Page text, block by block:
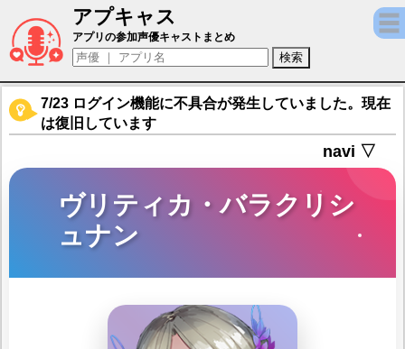
アプキャス
ヴリティカ・バラクリシュナン（声優：小
アプリの参加声優キャストまとめ
7/23 ログイン機能に不具合が発生していました。現在
は復旧しています
navi ▽
ヴリティカ・バラクリシ
ュナン